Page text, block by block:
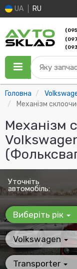
UA RU
Яку
Головна
Механізм
Механізм
Уточніть
автомобіль:
Виберіть рік
Volkswagen
Transporter